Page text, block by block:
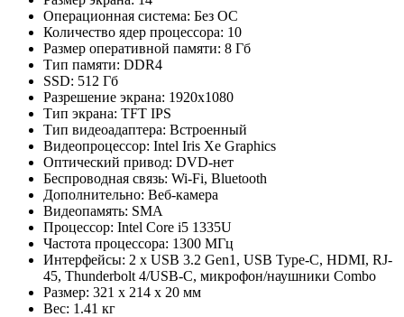
Операционная система: Без ОС
Количество ядер процессора: 10
Размер оперативной памяти: 8 Гб
Тип памяти: DDR4
SSD: 512 Гб
Разрешение экрана: 1920x1080
Тип экрана: TFT IPS
Тип видеоадаптера: Встроенный
Видеопроцессор: Intel Iris Xe Graphics
Оптический привод: DVD-нет
Беспроводная связь: Wi-Fi, Bluetooth
Дополнительно: Веб-камера
Видеопамять: SMA
Процессор: Intel Core i5 1335U
Частота процессора: 1300 МГц
Интерфейсы: 2 x USB 3.2 Gen1, USB Type-C, HDMI, RJ-
45, Thunderbolt 4/USB-C, микрофон/наушники Combo
Размер: 321 x 214 x 20 мм
Вес: 1.41 кг